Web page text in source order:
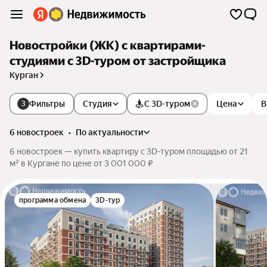
Новостройки (ЖК) с квартирами-
студиями c 3D-туром от застройщика
Курган
3 Фильтры Цена
Студия С 3D-туром
6 новостроек •
по актуальности
6 новостроек — купить квартиру c 3D-туром площадью от 21
м² в Кургане по цене от 3 001 000 ₽
программа обмена 3D-тур